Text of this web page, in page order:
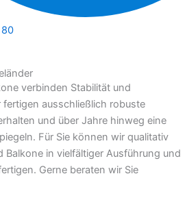
verbinden Stabilität und
ausschließlich robuste
und über Jahre hinweg eine
Für Sie können wir qualitativ
Balkone in vielfältiger Ausführung und
Gerne beraten wir Sie